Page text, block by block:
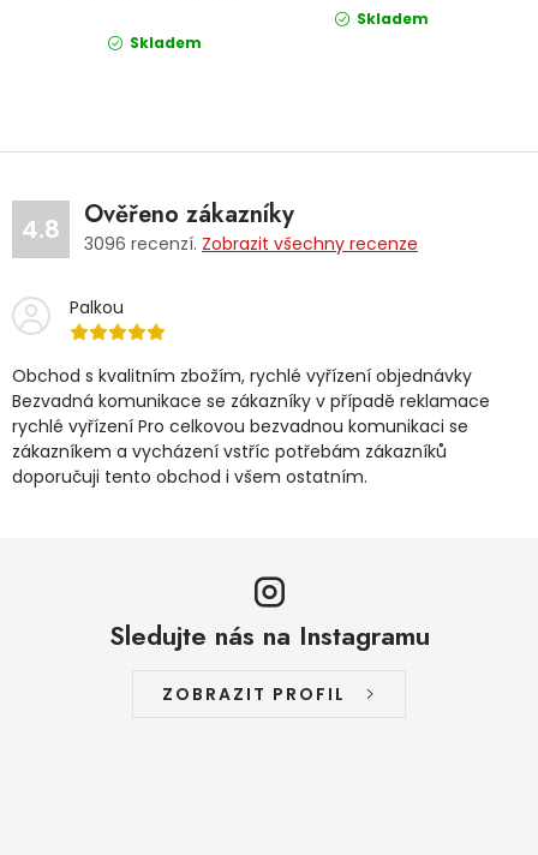
Skladem
Skladem
4.8 Ověřeno zákazníky
3096 recenzí. Zobrazit všechny recenze
Palkou
Obchod s kvalitním zbožím, rychlé vyřízení objednávky
Bezvadná komunikace se zákazníky v případě reklamace
rychlé vyřízení Pro celkovou bezvadnou komunikaci se
zákazníkem a vycházení vstříc potřebám zákazníků
doporučuji tento obchod i všem ostatním.
Sledujte nás na Instagramu
ZOBRAZIT PROFIL